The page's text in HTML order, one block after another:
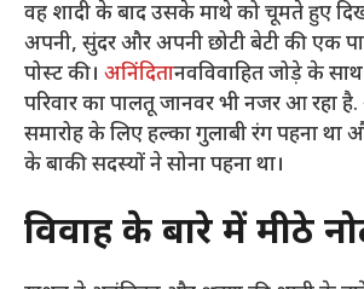
वह शादी के बाद उसके माथे को चूमते हुए दिख
अपनी, सुंदर और अपनी छोटी बेटी की एक
पोस्ट की। अनिंदितानवविवाहित जोड़े के
परिवार का पालतू जानवर भी नजर आ रहा
समारोह के लिए हल्का गुलाबी रंग पहना था
के बाकी सदस्यों ने सोना पहना था।
विवाह के बारे में मीठे